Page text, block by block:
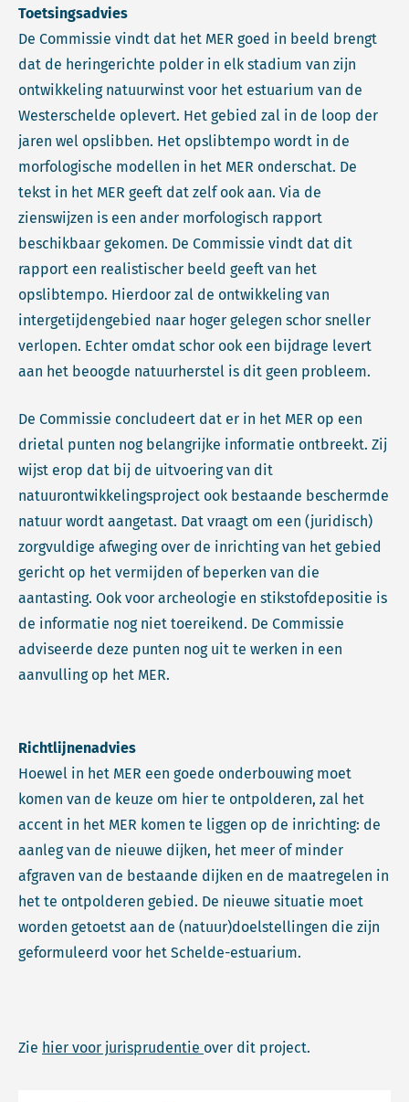
Toetsingsadvies
De Commissie vindt dat het MER goed in beeld brengt
dat de heringerichte polder in elk stadium van zijn
ontwikkeling natuurwinst voor het estuarium van de
Westerschelde oplevert. Het gebied zal in de loop der
jaren wel opslibben. Het opslibtempo wordt in de
morfologische modellen in het MER onderschat. De
tekst in het MER geeft dat zelf ook aan. Via de
zienswijzen is een ander morfologisch rapport
beschikbaar gekomen. De Commissie vindt dat dit
rapport een realistischer beeld geeft van het
opslibtempo. Hierdoor zal de ontwikkeling van
intergetijdengebied naar hoger gelegen schor sneller
verlopen. Echter omdat schor ook een bijdrage levert
aan het beoogde natuurherstel is dit geen probleem.
De Commissie concludeert dat er in het MER op een
drietal punten nog belangrijke informatie ontbreekt. Zij
wijst erop dat bij de uitvoering van dit
natuurontwikkelingsproject ook bestaande beschermde
natuur wordt aangetast. Dat vraagt om een (juridisch)
zorgvuldige afweging over de inrichting van het gebied
gericht op het vermijden of beperken van die
aantasting. Ook voor archeologie en stikstofdepositie is
de informatie nog niet toereikend. De Commissie
adviseerde deze punten nog uit te werken in een
aanvulling op het MER.
Richtlijnenadvies
Hoewel in het MER een goede onderbouwing moet
komen van de keuze om hier te ontpolderen, zal het
accent in het MER komen te liggen op de inrichting: de
aanleg van de nieuwe dijken, het meer of minder
afgraven van de bestaande dijken en de maatregelen in
het te ontpolderen gebied. De nieuwe situatie moet
worden getoetst aan de (natuur)doelstellingen die zijn
geformuleerd voor het Schelde-estuarium.
Zie hier voor jurisprudentie over dit project.